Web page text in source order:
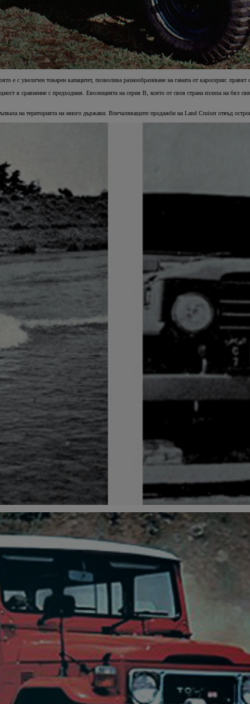
е с увеличен товарен капацитет, позволява разнообразяване на гамата от каросерии:
в сравнение с предходния. Еволюцията на серия B, която от своя страна излиза на бял
на територията на много държави. Впечаляващите продажби на Land Cruiser отвъд